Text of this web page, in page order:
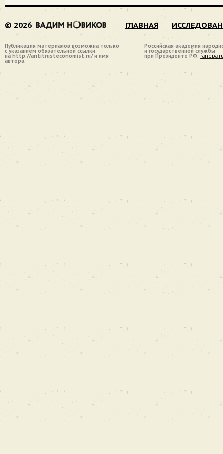
© 2026 ГЛАВНАЯ
Публикация материалов возможна только
с указанием обязательной ссылки
на http://antitrusteconomist.ru/ и имя
автора.
Российская академия
и государственной службы
при Президенте РФ: